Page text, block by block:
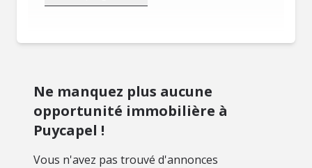
Ne manquez plus aucune
opportunité immobilière à
Puycapel !
Vous n'avez pas trouvé d'annonces